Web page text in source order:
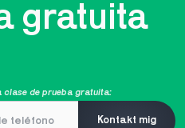
gratuita
clase de prueba gratuita:
Kontakt mig